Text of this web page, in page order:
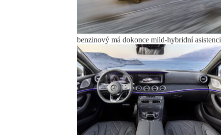
benzinový má dokonce mild-hybridní asistenci